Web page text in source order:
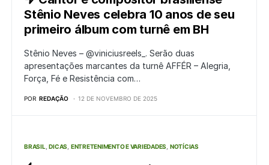
Stênio Neves celebra 10 anos de seu
primeiro álbum com turnê em BH
Stênio Neves – @viniciusreels_. Serão duas
apresentações marcantes da turnê AFFÉR – Alegria,
Força, Fé e Resistência com…
POR REDAÇÃO 12 DE NOVEMBRO DE 2025
BRASIL DICAS ENTRETENIMENTO E VARIEDADES NOTÍCIAS